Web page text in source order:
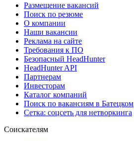
Размещение вакансий
Поиск по резюме
О компании
Наши вакансии
Реклама на сайте
Требования к ПО
Безопасный HeadHunter
HeadHunter API
Партнерам
Инвесторам
Каталог компаний
Поиск по вакансиям в Батецком
Сетка: соцсеть для нетворкинга
Соискателям